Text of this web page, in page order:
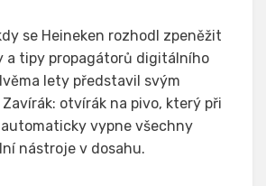
se Heineken rozhodl zpeněžit
a tipy propagátorů digitálního
lety představil svým
otvírák na pivo, který při
vypne všechny
nástroje v dosahu.